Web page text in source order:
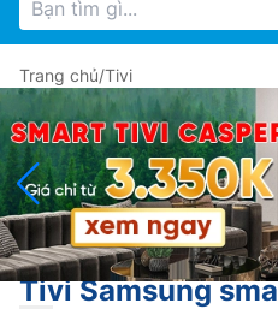
Trang chủ/Tivi
Tivi Samsung